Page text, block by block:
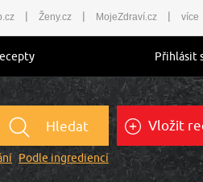
| Ženy.cz | MojeZdraví.cz | více
Přihlásit
Hledat
Podle ingrediencí
Vložit